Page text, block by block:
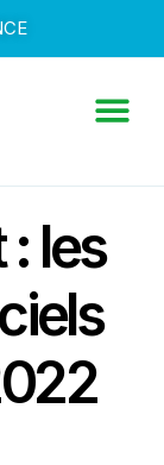
les